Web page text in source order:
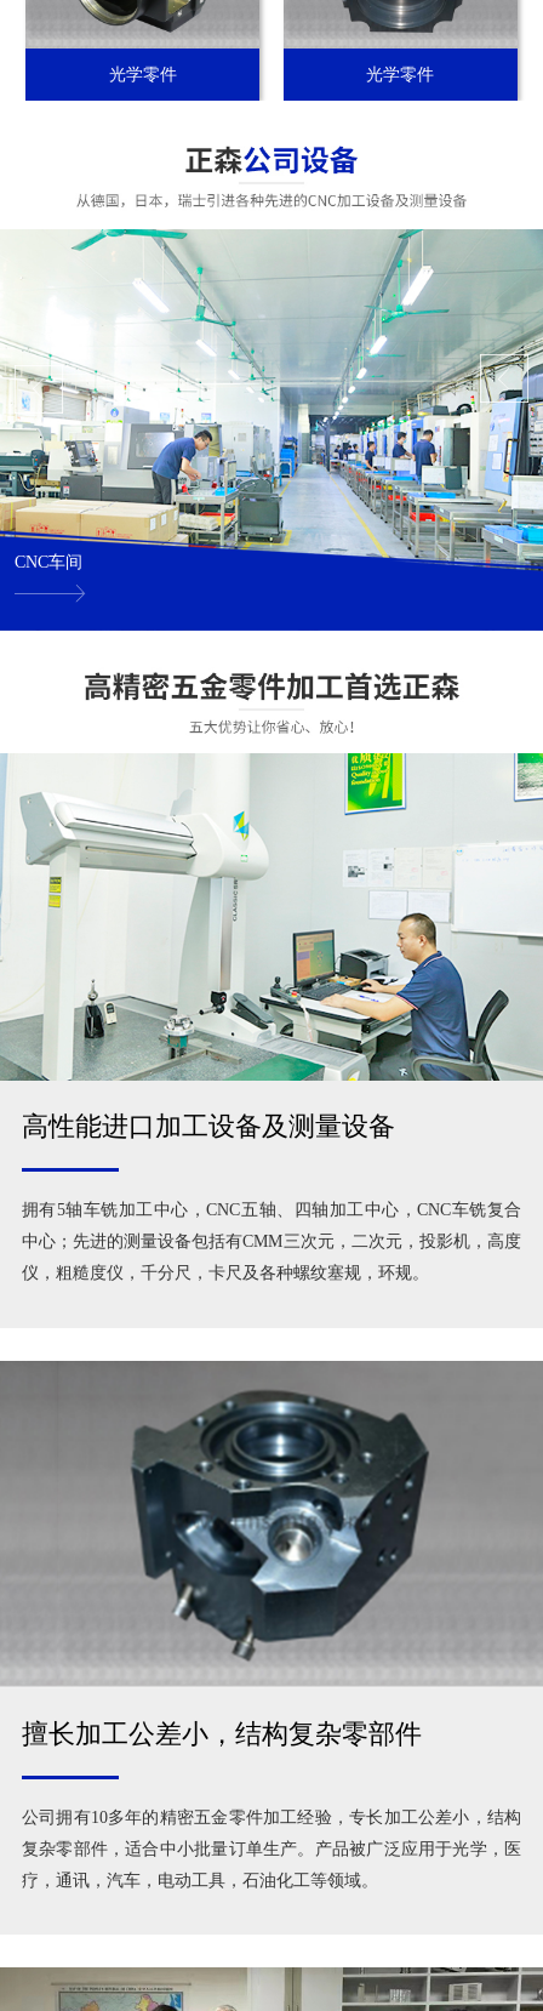
光学零件 光学零件
CNC车间
高性能进口加工设备及测量设备
拥有5轴车铣加工中心，CNC五轴、四轴加工中心，CNC车铣复合
中心；先进的测量设备包括有CMM三次元，二次元，投影机，高度
仪，粗糙度仪，千分尺，卡尺及各种螺纹塞规，环规。
擅长加工公差小，结构复杂零部件
公司拥有10多年的精密五金零件加工经验，专长加工公差小，结构
复杂零部件，适合中小批量订单生产。产品被广泛应用于光学，医
疗，通讯，汽车，电动工具，石油化工等领域。